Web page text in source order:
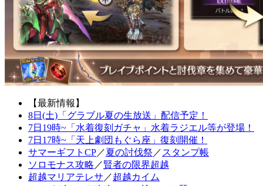
【最新情報】
8日(土)「グラブル夏の生放送」配信予定！
7日19時~「水着復刻ガチャ」水着ラジエル等が登場！
7日17時~「天上劇団もぐら座」復刻開催！
サマーギフトCP／夏の討伐祭 ／ スタンプ帳
ソロモナス攻略 ／賢者の限界超越
超越マリアテレサ ／超越カイム